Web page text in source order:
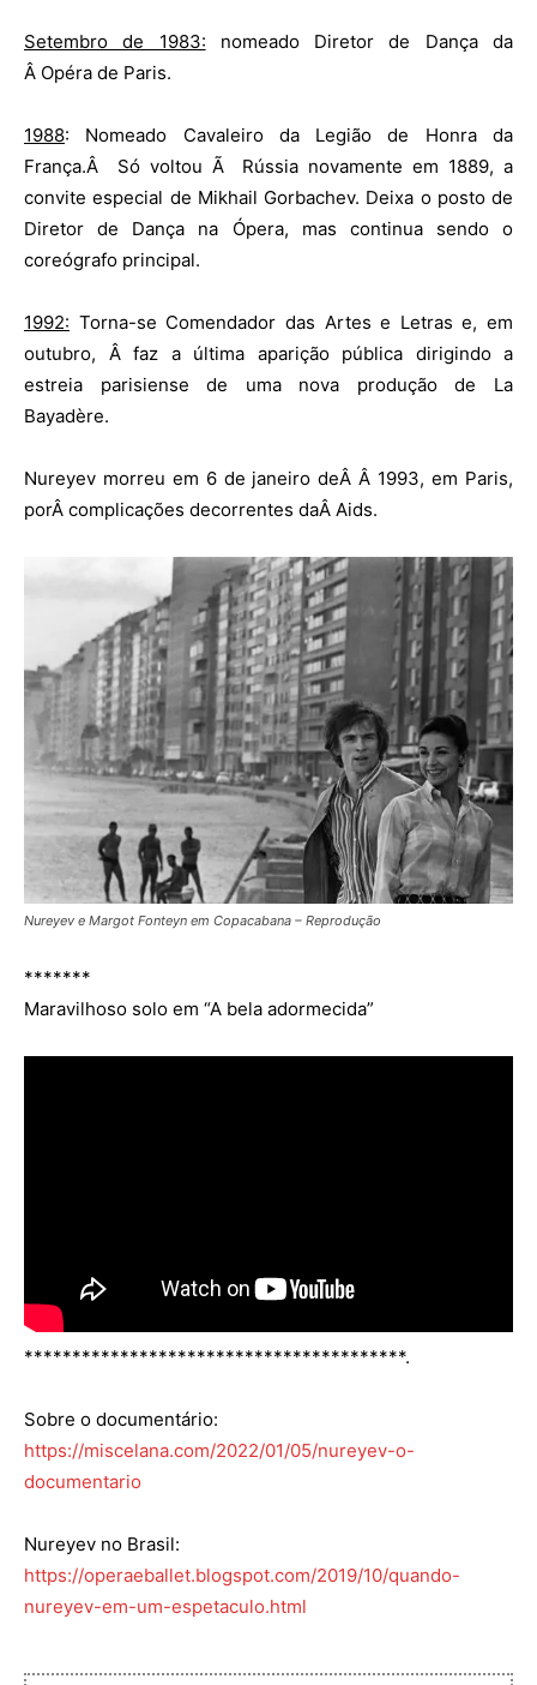
Setembro de 1983: nomeado Diretor de Dança da
Â Opéra de Paris.
1988: Nomeado Cavaleiro da Legião de Honra da
França.Â Só voltou Ã Rússia novamente em 1889, a
convite especial de Mikhail Gorbachev. Deixa o posto de
Diretor de Dança na Ópera, mas continua sendo o
coreógrafo principal.
1992: Torna-se Comendador das Artes e Letras e, em
outubro, Â faz a última aparição pública dirigindo a
estreia parisiense de uma nova produção de La
Bayadère.
Nureyev morreu em 6 de janeiro deÂ Â 1993, em Paris,
porÂ complicações decorrentes daÂ Aids.
Nureyev e Margot Fonteyn em Copacabana – Reprodução
*******
Maravilhoso solo em “A bela adormecida”
****************************************.
Sobre o documentário:
https://miscelana.com/2022/01/05/nureyev-o-
documentario
Nureyev no Brasil:
https://operaeballet.blogspot.com/2019/10/quando-
nureyev-em-um-espetaculo.html